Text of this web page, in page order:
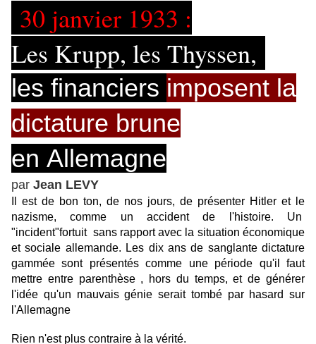
30 janvier 1933 :
Les Krupp, les Thyssen,
les financiers imposent la
dictature brune
en Allemagne
par Jean LEVY
Il est de bon ton, de nos jours, de présenter Hitler et le
nazisme, comme un accident de l'histoire. Un
"incident"fortuit sans rapport avec la situation économique
et sociale allemande. Les dix ans de sanglante dictature
gammée sont présentés comme une période qu'il faut
mettre entre parenthèse , hors du temps, et de générer
l'idée qu'un mauvais génie serait tombé par hasard sur
l'Allemagne
Rien n'est plus contraire à la vérité.